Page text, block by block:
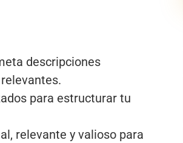
descripciones
para estructurar tu
relevante y valioso para